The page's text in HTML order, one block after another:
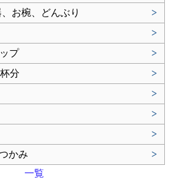
お椀、どんぶり
>
>
プ
>
分
>
>
>
>
かみ
>
一覧